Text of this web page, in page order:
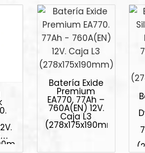
Batería Exide
Premium
EA770. 77Ah –
760A(EN) 12V.
Caja L3
(278x175x190mm)